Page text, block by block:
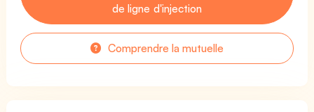
de ligne d'injection
Comprendre la mutuelle